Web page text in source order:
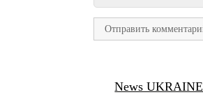
News UKRAINE